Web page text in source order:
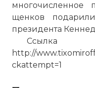
многочисленное
щенков
президента
Ссылка
http://
ckattempt=1